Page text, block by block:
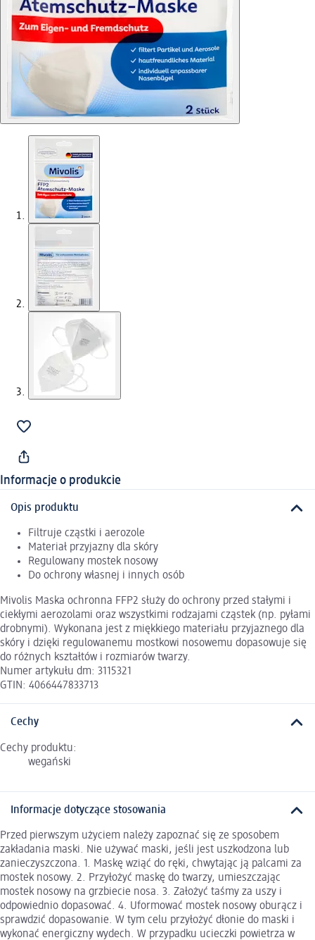
Informacje o produkcie
Opis produktu
Filtruje cząstki i aerozole
Materiał przyjazny dla skóry
Regulowany mostek nosowy
Do ochrony własnej i innych osób
Mivolis Maska ochronna FFP2 służy do ochrony przed stałymi i
ciekłymi aerozolami oraz wszystkimi rodzajami cząstek (np. pyłami
drobnymi). Wykonana jest z miękkiego materiału przyjaznego dla
skóry i dzięki regulowanemu mostkowi nosowemu dopasowuje się
do różnych kształtów i rozmiarów twarzy.
Numer artykułu dm: 3115321
GTIN: 4066447833713
Cechy
Cechy produktu:
wegański
Informacje dotyczące stosowania
Przed pierwszym użyciem należy zapoznać się ze sposobem
zakładania maski. Nie używać maski, jeśli jest uszkodzona lub
zanieczyszczona. 1. Maskę wziąć do ręki, chwytając ją palcami za
mostek nosowy. 2. Przyłożyć maskę do twarzy, umieszczając
mostek nosowy na grzbiecie nosa. 3. Założyć taśmy za uszy i
odpowiednio dopasować. 4. Uformować mostek nosowy oburącz i
sprawdzić dopasowanie. W tym celu przyłożyć dłonie do maski i
wykonać energiczny wydech. W przypadku ucieczki powietrza w